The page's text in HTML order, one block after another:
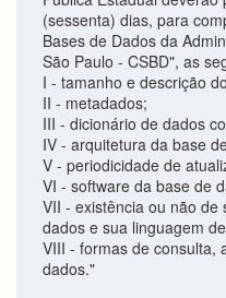
(sessenta) dias, para
Bases de Dados da
São Paulo - CSBD", as
I - tamanho e descrição
II - metadados;
III - dicionário de dados
IV - arquitetura da base
V - periodicidade de
VI - software da base de
VII - existência ou não
dados e sua linguagem
VIII - formas de consulta,
dados."